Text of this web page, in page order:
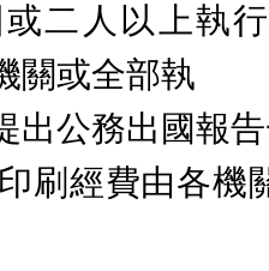
二人以上執
關或全部執
出公務出國報
刷經費由各機